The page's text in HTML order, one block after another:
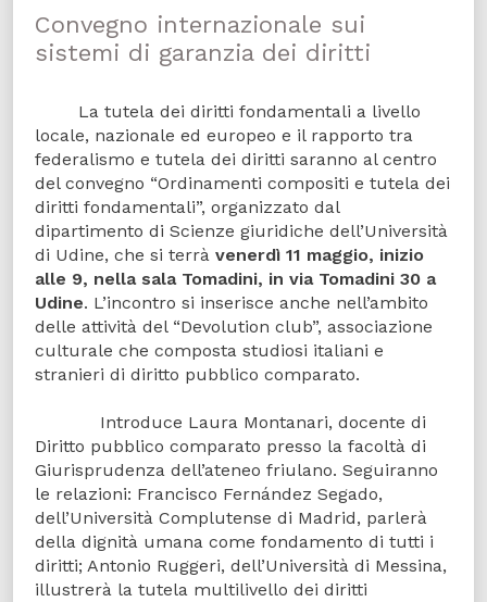
Convegno internazionale sui
sistemi di garanzia dei diritti
La tutela dei diritti fondamentali a livello
locale, nazionale ed europeo e il rapporto tra
federalismo e tutela dei diritti saranno al centro
del convegno “Ordinamenti compositi e tutela dei
diritti fondamentali”, organizzato dal
dipartimento di Scienze giuridiche dell’Università
di Udine, che si terrà venerdì 11 maggio, inizio
alle 9, nella sala Tomadini, in via Tomadini 30 a
Udine. L’incontro si inserisce anche nell’ambito
delle attività del “Devolution club”, associazione
culturale che composta studiosi italiani e
stranieri di diritto pubblico comparato.
Introduce Laura Montanari, docente di
Diritto pubblico comparato presso la facoltà di
Giurisprudenza dell’ateneo friulano. Seguiranno
le relazioni: Francisco Fernández Segado,
dell’Università Complutense di Madrid, parlerà
della dignità umana come fondamento di tutti i
diritti; Antonio Ruggeri, dell’Università di Messina,
illustrerà la tutela multilivello dei diritti